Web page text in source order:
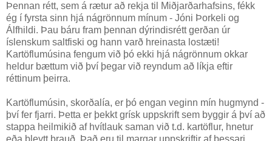
Þennan rétt, sem á rætur að rekja til Miðjarðarhafsins, fékk
ég í fyrsta sinn hjá nágrönnum mínum - Jóni Þorkeli og
Álfhildi. Þau báru fram þennan dýrindisrétt gerðan úr
íslenskum saltfiski og hann varð hreinasta lostæti!
Kartöflumúsina fengum við þó ekki hjá nágrönnum okkar
heldur bættum við því þegar við reyndum að líkja eftir
réttinum þeirra.
Kartöflumúsin, skorðalía, er þó engan veginn mín hugmynd -
því fer fjarri. Þetta er þekkt grísk uppskrift sem byggir á því að
stappa heilmikið af hvítlauk saman við t.d. kartöflur, hnetur